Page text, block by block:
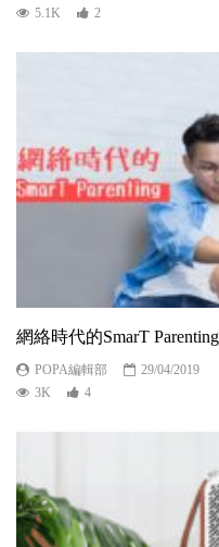
5.1K
2
網絡時代的SmarT Parenting
POPA編輯部
29/04/2019
3K
4